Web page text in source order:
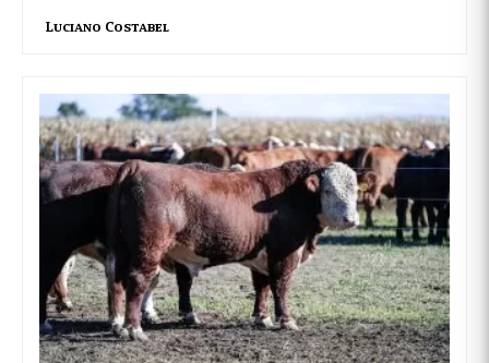
Luciano Costabel